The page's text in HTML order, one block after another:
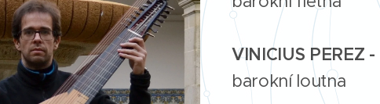
VINICIUS PEREZ -
barokní loutna